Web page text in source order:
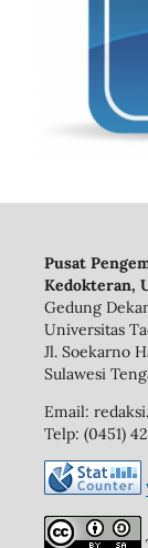
Pusat
Kedokteran,
Gedung
Universitas
Jl. Soekarno
Sulawesi
Email:
Telp: (0451)